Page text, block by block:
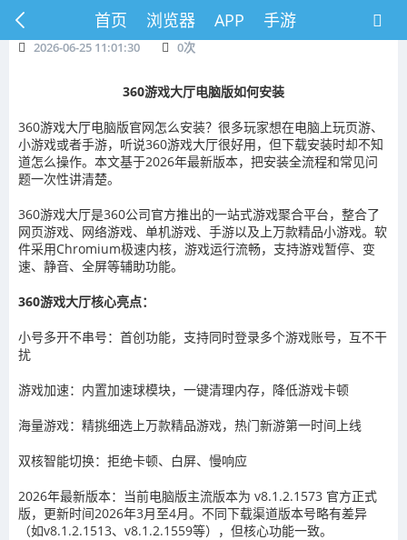
首页 浏览器 APP 手游
2026-06-25 11:01:30 0次
360游戏大厅电脑版如何安装
360游戏大厅电脑版官网怎么安装？很多玩家想在电脑上玩页游、
小游戏或者手游，听说360游戏大厅很好用，但下载安装时却不知
道怎么操作。本文基于2026年最新版本，把安装全流程和常见问
题一次性讲清楚。
360游戏大厅是360公司官方推出的一站式游戏聚合平台，整合了
网页游戏、网络游戏、单机游戏、手游以及上万款精品小游戏。软
件采用Chromium极速内核，游戏运行流畅，支持游戏暂停、变
速、静音、全屏等辅助功能。
360游戏大厅核心亮点：
小号多开不串号：首创功能，支持同时登录多个游戏账号，互不干
扰
游戏加速：内置加速球模块，一键清理内存，降低游戏卡顿
海量游戏：精挑细选上万款精品游戏，热门新游第一时间上线
双核智能切换：拒绝卡顿、白屏、慢响应
2026年最新版本：当前电脑版主流版本为 v8.1.2.1573 官方正式
版，更新时间2026年3月至4月。不同下载渠道版本号略有差异
（如v8.1.2.1513、v8.1.2.1559等），但核心功能一致。